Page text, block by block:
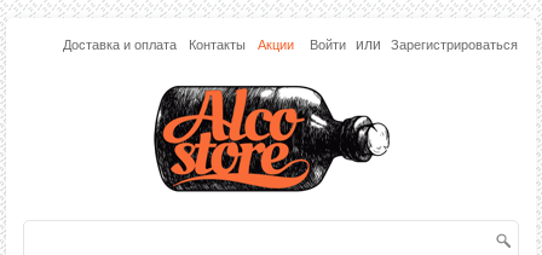
Доставка и оплата Контакты Акции Войти или Зарегистрироваться